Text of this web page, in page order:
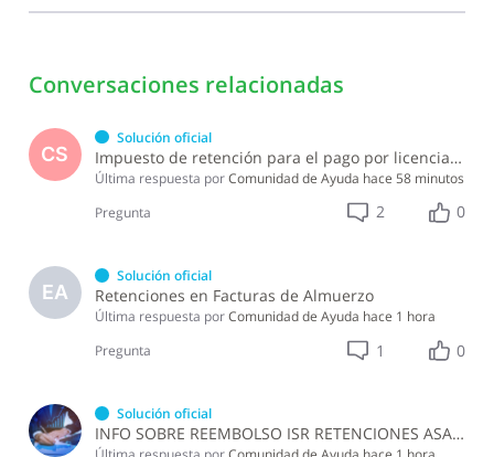
Conversaciones relacionadas
CS
Solución oficial
Impuesto de retención para el pago por licencia de software y soporte de software ?
Última respuesta porComunidad de Ayuda hace 58 minutos
Pregunta
2 0
EA
Solución oficial
Retenciones en Facturas de Almuerzo
Última respuesta porComunidad de Ayuda hace 1 hora
Pregunta
1 0
Solución oficial
INFO SOBRE REEMBOLSO ISR RETENCIONES ASALARIADOS